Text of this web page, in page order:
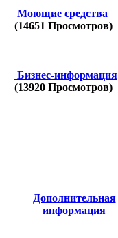
Моющие средства
(14651 Просмотров)
Бизнес-информация
(13920 Просмотров)
Дополнительная
информация